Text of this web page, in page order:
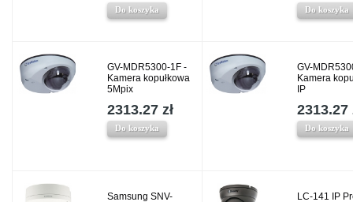
Do koszyka Do koszyka
GV-MDR5300-1F -
Kamera kopułkowa
5Mpix
2313.27 zł
Do koszyka
GV-
Kamera
IP
2313.27
Do koszyka
Samsung SNV-
LC-141 IP